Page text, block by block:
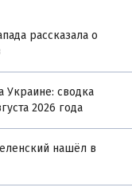
рассказала о
Украине: сводка
2026 года
нашёл в